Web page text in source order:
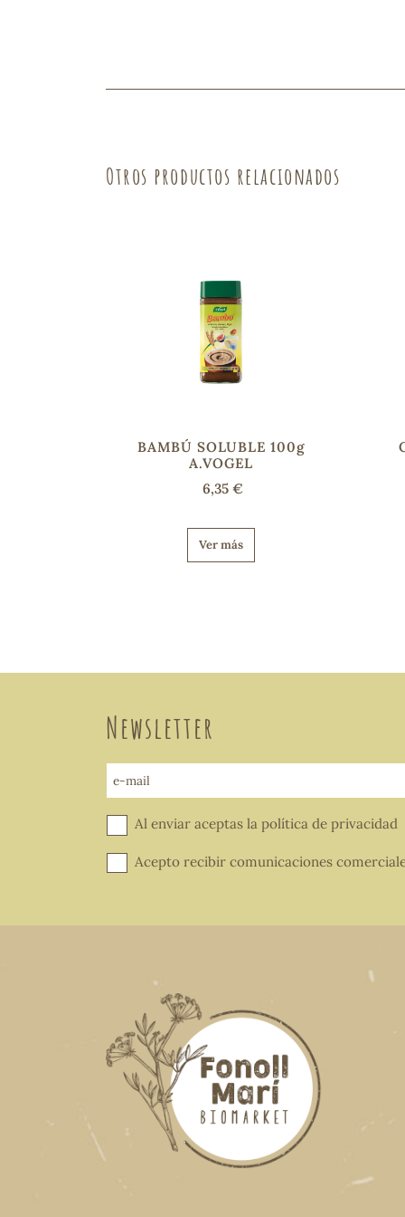
Otros productos relacionados
BAMBÚ SOLUBLE 100g
A.VOGEL
6,35 €
Ver más
Newsletter
e-mail
Al enviar aceptas la política de privacidad
Acepto recibir comunicaciones